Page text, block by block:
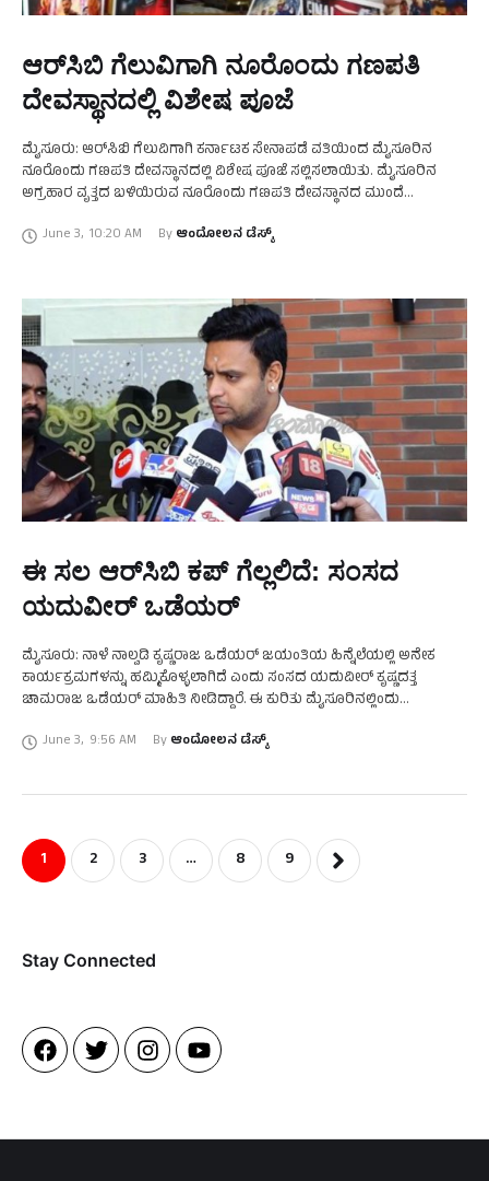
ಆರ್‌ಸಿಬಿ ಗೆಲುವಿಗಾಗಿ ನೂರೊಂದು ಗಣಪತಿ
ದೇವಸ್ಥಾನದಲ್ಲಿ ವಿಶೇಷ ಪೂಜೆ
ಮೈಸೂರು: ಆರ್‌ಸಿಬಿ ಗೆಲುವಿಗಾಗಿ ಕರ್ನಾಟಕ ಸೇನಾಪಡೆ ವತಿಯಿಂದ ಮೈಸೂರಿನ
ನೂರೊಂದು ಗಣಪತಿ ದೇವಸ್ಥಾನದಲ್ಲಿ ವಿಶೇಷ ಪೂಜೆ ಸಲ್ಲಿಸಲಾಯಿತು. ಮೈಸೂರಿನ
ಅಗ್ರಹಾರ ವೃತ್ತದ ಬಳಿಯಿರುವ ನೂರೊಂದು ಗಣಪತಿ ದೇವಸ್ಥಾನದ ಮುಂದೆ
ನೂರೊಂದು ಈಡುಗಾಯಿ …
June 3, 10:20 AM By ಆಂದೋಲನ ಡೆಸ್ಕ್
ಈ ಸಲ ಆರ್‌ಸಿಬಿ ಕಪ್‌ ಗೆಲ್ಲಲಿದೆ: ಸಂಸದ
ಯದುವೀರ್‌ ಒಡೆಯರ್‌
ಮೈಸೂರು: ನಾಳೆ ನಾಲ್ವಡಿ ಕೃಷ್ಣರಾಜ ಒಡೆಯರ್‌ ಜಯಂತಿಯ ಹಿನ್ನೆಲೆಯಲ್ಲಿ ಅನೇಕ
ಕಾರ್ಯಕ್ರಮಗಳನ್ನು ಹಮ್ಮಿಕೊಳ್ಳಲಾಗಿದೆ ಎಂದು ಸಂಸದ ಯದುವೀರ್‌ ಕೃಷ್ಣದತ್ತ
ಚಾಮರಾಜ ಒಡೆಯರ್‌ ಮಾಹಿತಿ ನೀಡಿದ್ದಾರೆ. ಈ ಕುರಿತು ಮೈಸೂರಿನಲ್ಲಿಂದು
ಎಲ್ಲರಿಗೂ ಅನ್ನದಾತ …
June 3, 9:56 AM By ಆಂದೋಲನ ಡೆಸ್ಕ್
1 2 3 … 8 9
Stay Connected​